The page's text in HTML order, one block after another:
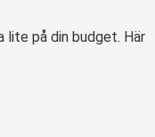
lite på din budget. Här